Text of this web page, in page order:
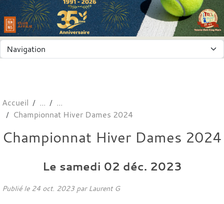
Accueil
Championnat Hiver Dames 2024
Championnat Hiver Dames 2024
Le samedi 02 déc. 2023
Publié le 24 oct. 2023par Laurent G
Panneau de gestion des cookies